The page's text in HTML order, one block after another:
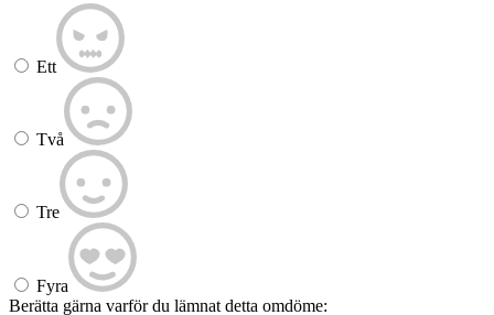
Ett
Två
Tre
Fyra
Berätta gärna varför du lämnat detta omdöme: